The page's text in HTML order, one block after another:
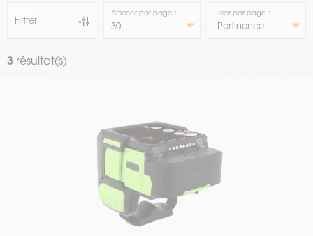
3 résultat(s)
Filtrer
Afficher par page : Trier par page :